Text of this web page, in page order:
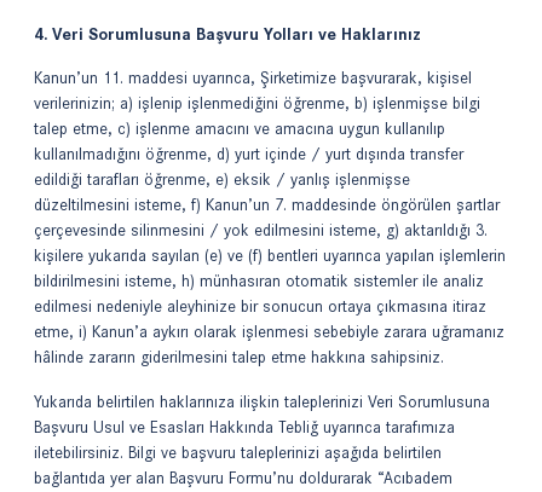
4. Veri Sorumlusuna Başvuru Yolları ve Haklarınız
Kanun’un 11. maddesi uyarınca, Şirketimize başvurarak, kişisel
verilerinizin; a) işlenip işlenmediğini öğrenme, b) işlenmişse bilgi
talep etme, c) işlenme amacını ve amacına uygun kullanılıp
kullanılmadığını öğrenme, d) yurt içinde / yurt dışında transfer
edildiği tarafları öğrenme, e) eksik / yanlış işlenmişse
düzeltilmesini isteme, f) Kanun’un 7. maddesinde öngörülen şartlar
çerçevesinde silinmesini / yok edilmesini isteme, g) aktarıldığı 3.
kişilere yukarıda sayılan (e) ve (f) bentleri uyarınca yapılan işlemlerin
bildirilmesini isteme, h) münhasıran otomatik sistemler ile analiz
edilmesi nedeniyle aleyhinize bir sonucun ortaya çıkmasına itiraz
etme, i) Kanun’a aykırı olarak işlenmesi sebebiyle zarara uğramanız
hâlinde zararın giderilmesini talep etme hakkına sahipsiniz.
Yukarıda belirtilen haklarınıza ilişkin taleplerinizi Veri Sorumlusuna
Başvuru Usul ve Esasları Hakkında Tebliğ uyarınca tarafımıza
iletebilirsiniz. Bilgi ve başvuru taleplerinizi aşağıda belirtilen
bağlantıda yer alan Başvuru Formu’nu doldurarak “Acıbadem